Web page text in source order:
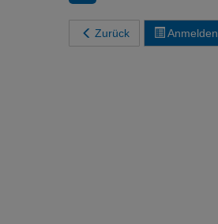
Zurück Anmelden